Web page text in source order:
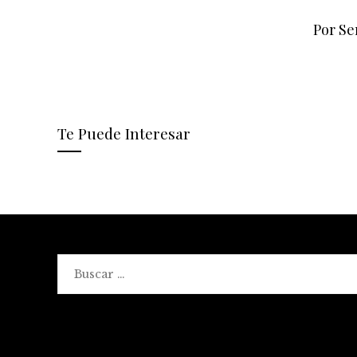
Por
Te Puede Interesar